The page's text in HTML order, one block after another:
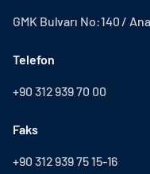
GMK Bulvarı No:140 /
Telefon
+90 312 939 70 00
Faks
+90 312 939 75 15-16